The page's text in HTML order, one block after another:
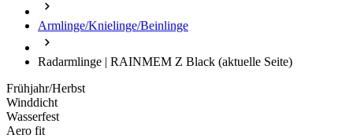
Armlinge/Knielinge/Beinlinge
Radarmlinge | RAINMEM Z Black (aktuelle Seite)
Frühjahr/Herbst
Winddicht
Wasserfest
Aero fit